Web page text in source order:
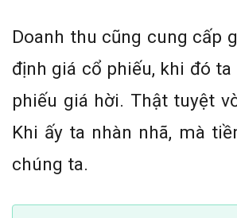
Doanh thu cũng cung cấp
định giá cổ phiếu, khi đó
phiếu giá hời. Thật tuyệt
Khi ấy ta nhàn nhã, mà
chúng ta.